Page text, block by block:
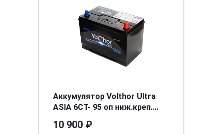
Аккумулятор Volthor Ultra
ASIA 6СТ- 95 оп ниж.креп.
[д300ш165в205(225)/850]
10 900 ₽